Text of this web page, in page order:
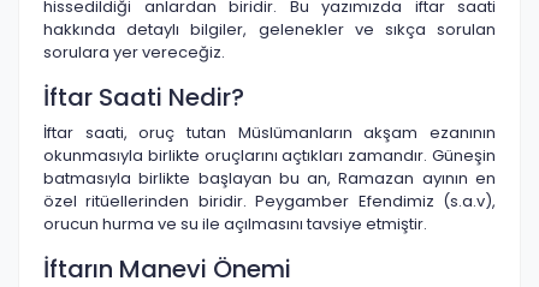
hissedildiği anlardan biridir. Bu yazımızda iftar saati
hakkında detaylı bilgiler, gelenekler ve sıkça sorulan
sorulara yer vereceğiz.
İftar Saati Nedir?
İftar saati, oruç tutan Müslümanların akşam ezanının
okunmasıyla birlikte oruçlarını açtıkları zamandır. Güneşin
batmasıyla birlikte başlayan bu an, Ramazan ayının en
özel ritüellerinden biridir. Peygamber Efendimiz (s.a.v),
orucun hurma ve su ile açılmasını tavsiye etmiştir.
İftarın Manevi Önemi